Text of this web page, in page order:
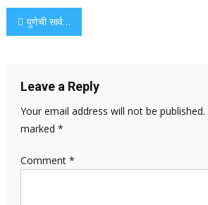
Post
पुणेची सार्वजनिक शौचालये 100% स्वच्छ आहेत, असे स्वच्छ सर्वेक्षण 2024-25 सर्वेक्षणानुसार. येथे खरे चित्र आहे
Leave a Reply
Your email address will not be published.
marked *
Comment *